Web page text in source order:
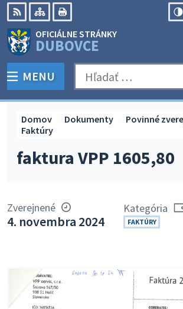
Preskočiť
na
obsah
RSS Mapa
OFICIÁLNE STRÁNKY
DUBOVCE
PREPNÚŤ
MENU Hľadať:
faktura VPP 1605,80
Domov Dokumenty
Povinné
Faktúry
Zverejnené
4. novembra 2024
Kategória
FAKTÚRY